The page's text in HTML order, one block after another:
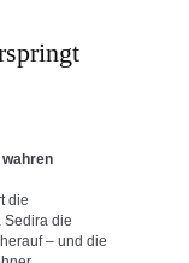
die
Sedira die
– und die